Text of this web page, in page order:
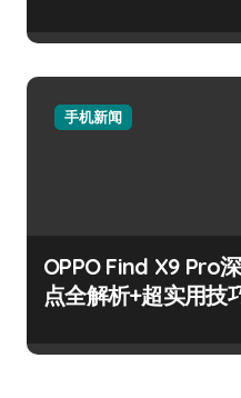
手机新闻
OPPO Find X9 Pro
点全解析+超实用技